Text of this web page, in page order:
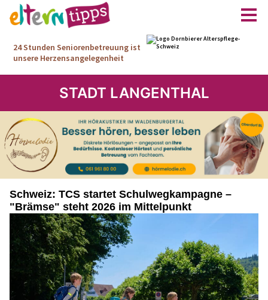
STADT LANGENTHAL
Schweiz: TCS startet Schulwegkampagne –
"Brämse" steht 2026 im Mittelpunkt